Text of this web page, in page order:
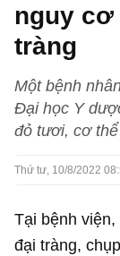
nguy
tràng
Một bệnh
Đại học Y
đỏ tươi, cơ
Thứ tư, 10/8/2022
Tại bệnh
đại tràng,